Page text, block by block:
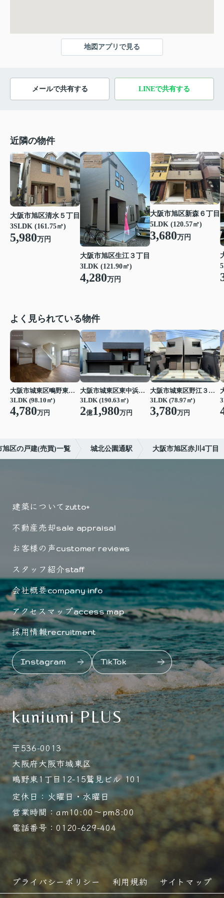
地図アプリで見る
メールで共有する LINEで共有する
近隣の物件
大阪市旭区清水５丁目
3SLDK (161.75㎡)
5,980万円
大阪市旭区生江３丁目
3LDK (121.90㎡)
4,280万円
大阪市旭区新森６丁目
5LDK (120.57㎡)
3,680万円
よく見られている物件
大阪市城東区鴫野東３丁目
3LDK (98.10㎡)
4,780万円
大阪市城東区東中浜３丁目
3LDK (190.63㎡)
2億1,980万円
大阪市城東区野江３丁目
3LDK (78.97㎡)
3,780万円
旭区の戸建(売買)一覧 城北公園通駅 大阪市旭区赤川4丁目
建築について zutto+
不動産売却sale appraisal
お客様の声customer reviews
スタッフ紹介staff
会社概要company info
アクセスマップaccess map
採用情報recruitment
Instagram TikTok
kuniumi PLUS
〒536-0013
大阪府大阪市城東区
鴫野東1丁目12-15鷲見ビル 101
定休日：火曜日・水曜日
営業時間：am10:00～pm8:00
電話番号：0120-629-404
プライバシーポリシー 利用規約 サイトマップ